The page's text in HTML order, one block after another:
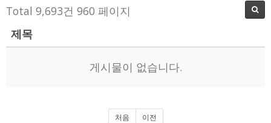
Total 9,693건 960 페이지
제목
게시물이 없습니다.
처음 이전